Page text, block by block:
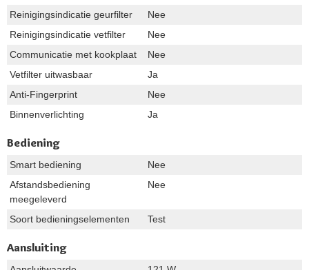
Reinigingsindicatie geurfilter
Nee
Reinigingsindicatie vetfilter
Nee
Communicatie met kookplaat
Nee
Vetfilter uitwasbaar
Ja
Anti-Fingerprint
Nee
Binnenverlichting
Ja
Bediening
Smart bediening
Nee
Afstandsbediening
meegeleverd
Nee
Soort bedieningselementen Test
Aansluiting